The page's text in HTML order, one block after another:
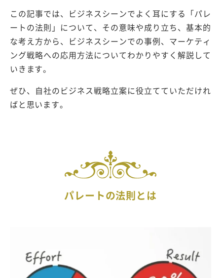
この記事では、ビジネスシーンでよく耳にする「パレ
ートの法則」について、その意味や成り立ち、基本的
な考え方から、ビジネスシーンでの事例、マーケティ
ング戦略への応用方法についてわかりやすく解説して
いきます。
ぜひ、自社のビジネス戦略立案に役立てていただけれ
ばと思います。
パレートの法則とは